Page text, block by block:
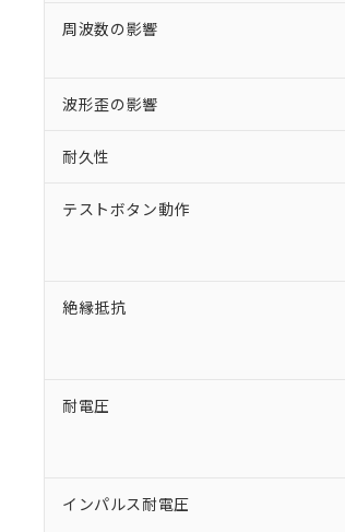
周波数の影響
波形歪の影響
耐久性
テストボタン動作
絶縁抵抗
耐電圧
インパルス耐電圧